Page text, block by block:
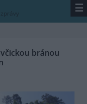
zprávy ☰
bránou